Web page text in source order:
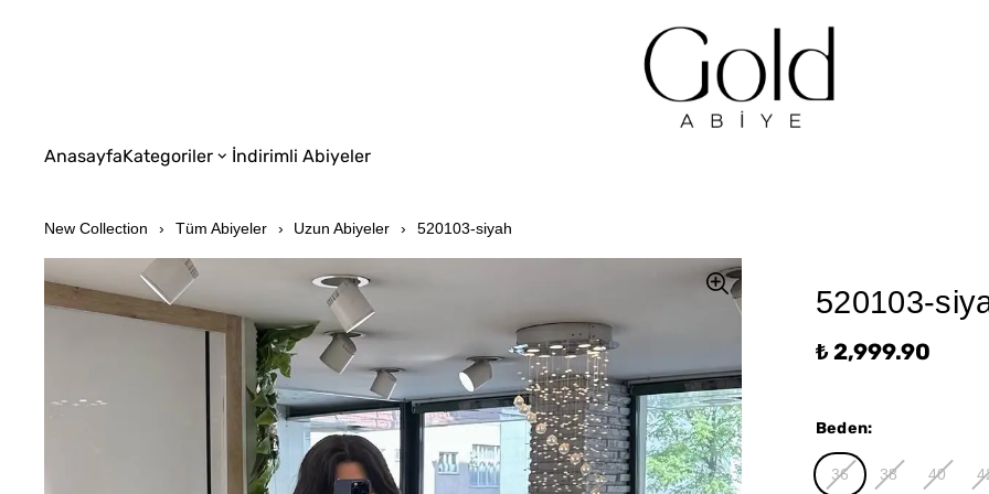
AnasayfaKategoriler İndirimli Abiyeler
New Collection Tüm Abiyeler Uzun Abiyeler 520103-siyah
520103-
₺ 2,999.90
Beden:
36 38 40